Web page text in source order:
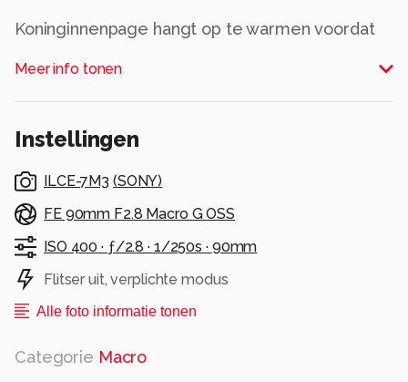
Koninginnenpage hangt op te warmen voordat
Meer info tonen
Instellingen
ILCE-7M3 (SONY)
FE 90mm F2.8 Macro G OSS
ISO 400 · ƒ/2.8 · 1/250s · 90mm
Flitser uit, verplichte modus
Alle foto informatie tonen
Categorie Macro